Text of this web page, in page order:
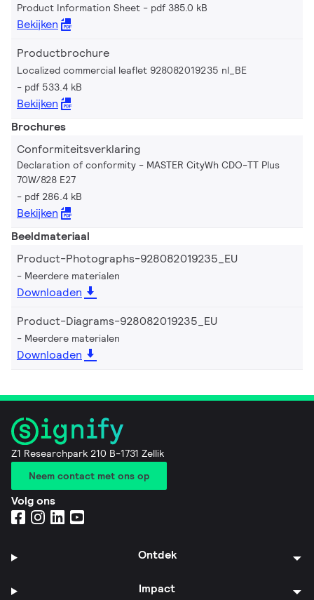
Product Information Sheet pdf 385.0 kB
Bekijken
Productbrochure
Localized commercial leaflet 928082019235 nl_BE
pdf 533.4 kB
Bekijken
Brochures
Conformiteitsverklaring
Declaration of conformity - MASTER CityWh CDO-TT Plus
70W/828 E27
pdf 286.4 kB
Bekijken
Beeldmateriaal
Product-Photographs-928082019235_EU
Meerdere materialen
Downloaden
Product-Diagrams-928082019235_EU
Meerdere materialen
Downloaden
Z1 Researchpark 210 B-1731 Zellik
Neem contact met ons op
Volg ons
Ontdek
Impact